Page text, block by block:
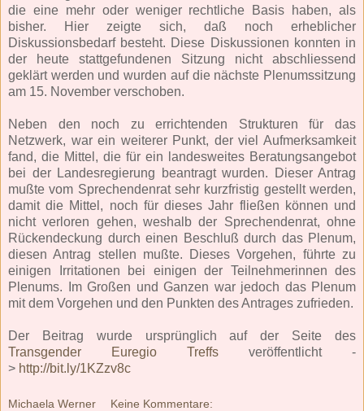
die eine mehr oder weniger rechtliche Basis haben, als
bisher. Hier zeigte sich, daß noch erheblicher
Diskussionsbedarf besteht. Diese Diskussionen konnten in
der heute stattgefundenen Sitzung nicht abschliessend
geklärt werden und wurden auf die nächste Plenumssitzung
am 15. November verschoben.
Neben den noch zu errichtenden Strukturen für das
Netzwerk, war ein weiterer Punkt, der viel Aufmerksamkeit
fand, die Mittel, die für ein landesweites Beratungsangebot
bei der Landesregierung beantragt wurden. Dieser Antrag
mußte vom Sprechendenrat sehr kurzfristig gestellt werden,
damit die Mittel, noch für dieses Jahr fließen können und
nicht verloren gehen, weshalb der Sprechendenrat, ohne
Rückendeckung durch einen Beschluß durch das Plenum,
diesen Antrag stellen mußte. Dieses Vorgehen, führte zu
einigen Irritationen bei einigen der Teilnehmerinnen des
Plenums. Im Großen und Ganzen war jedoch das Plenum
mit dem Vorgehen und den Punkten des Antrages zufrieden.
Der Beitrag wurde ursprünglich auf der Seite des
Transgender Euregio Treffs veröffentlicht -
> http://bit.ly/1KZzv8c
Michaela Werner Keine Kommentare: